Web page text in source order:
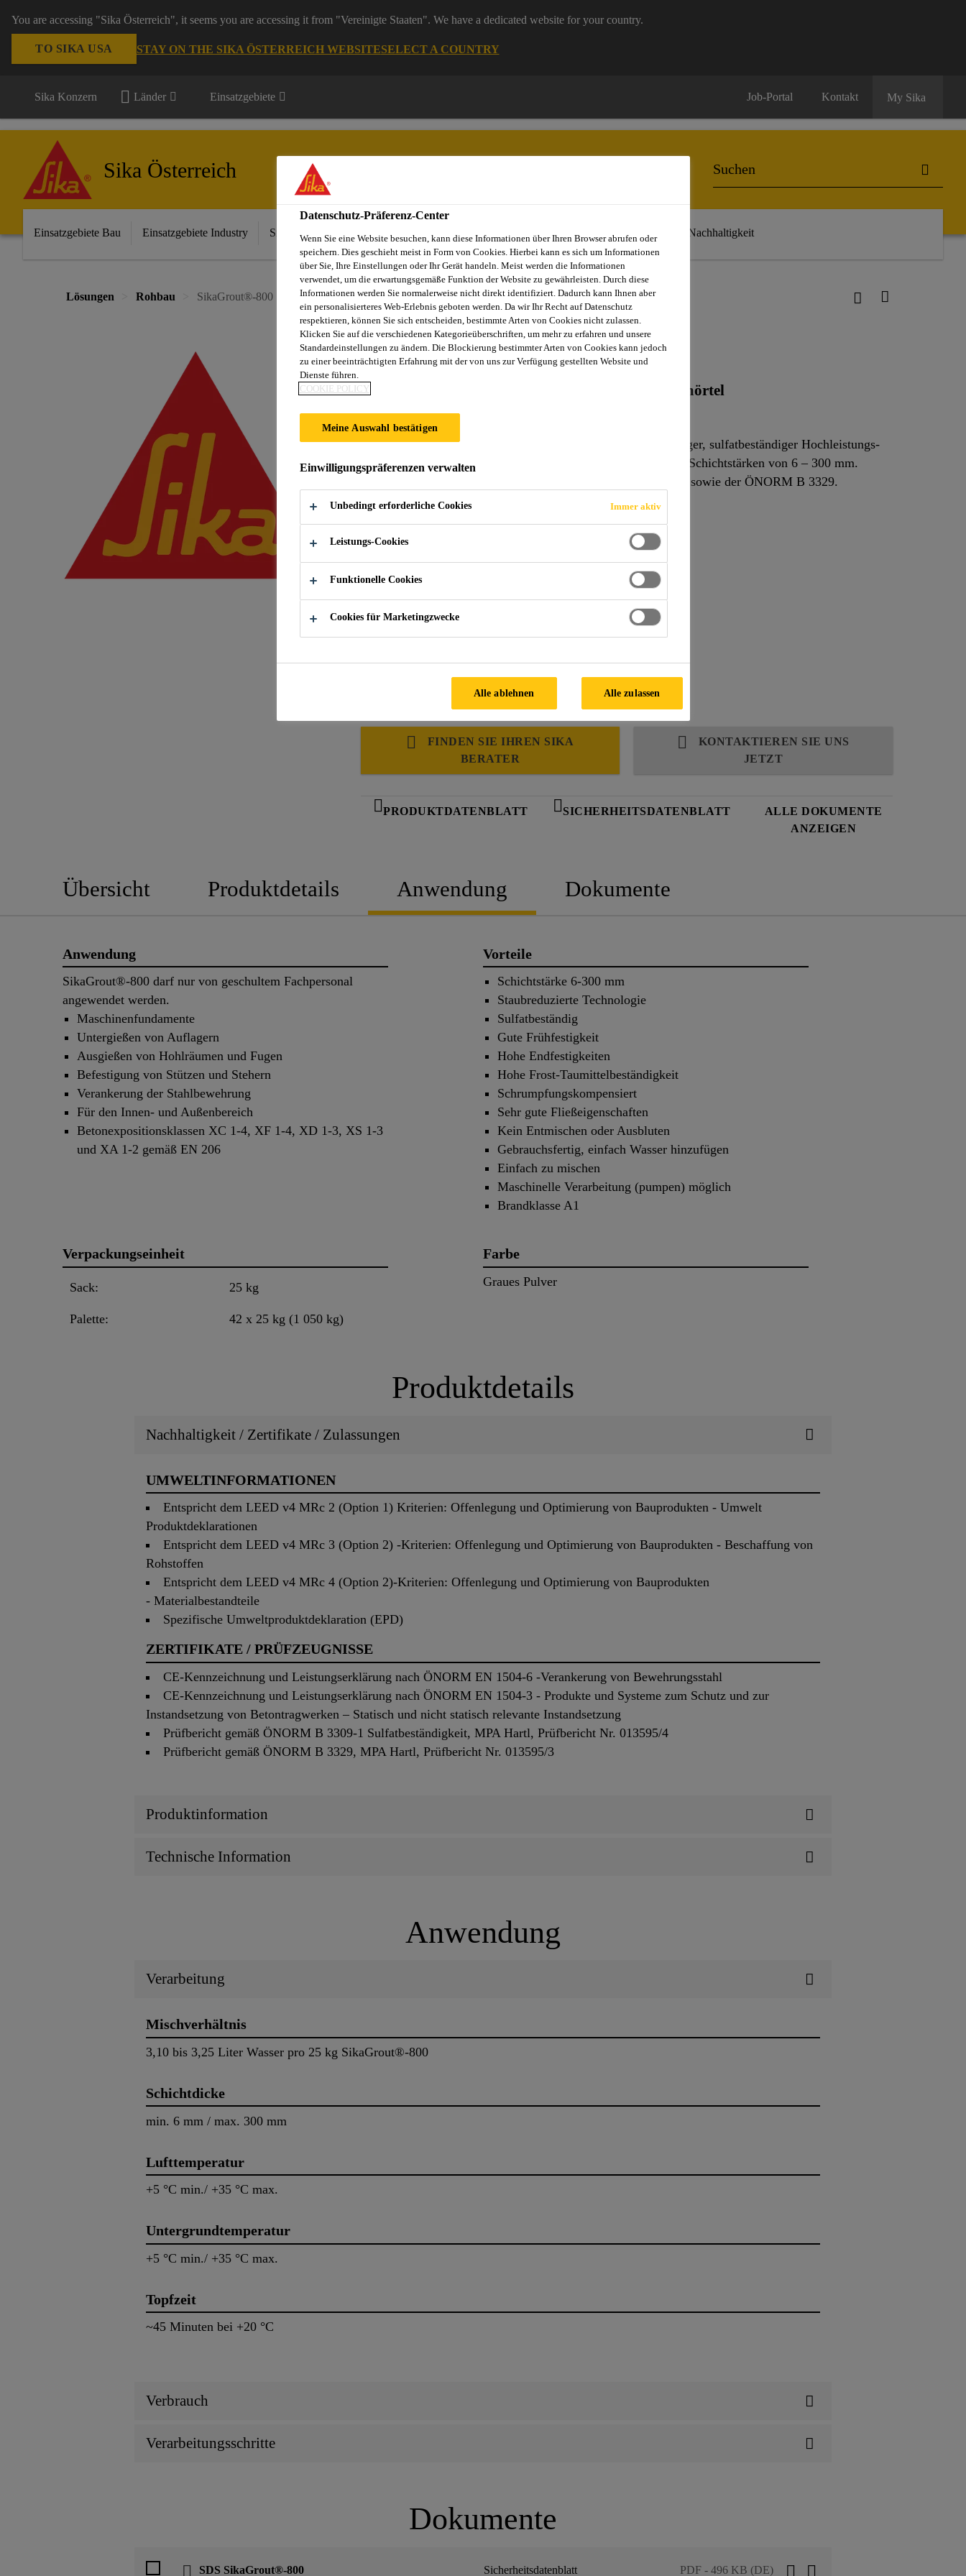
You are accessing "Sika Österreich", it seems you are accessing it from "Vereinigte Staaten". We have a dedicated website for your country.
TO SIKA USA STAY ON THE SIKA ÖSTERREICH WEBSITESELECT A COUNTRY
Sika Konzern Länder Einsatzgebiete Job-Portal Kontakt My Sika
Sika Österreich
Einsatzgebiete Bau Einsatzgebiete Industry Sika im Handel Starke Marken Services & Downloads News Über uns Nachhaltigkeit
Lösungen Rohbau SikaGrout®-800
SikaGrout®-800
Expandierender, Hochleistungs-Präzisionsvergußmörtel
mit reduziertem CO
Zementgebundener, 1-komponentiger, schwindarmer, fließfähiger, sulfatbeständiger Hochleistungs-
Präzisionsvergußmörtel mit reduziertem CO
-Fußabdruck, für Schichtstärken von 6 – 300 mm.
Entspricht den Anforderungen der EN 1504-3 und EN 1504-6, sowie der ÖNORM B 3329.
Schichtstärke 6-300 mm
Staubreduzierte Technologie
Sulfatbeständig
FINDEN SIE IHREN SIKA
BERATER
KONTAKTIEREN SIE UNS
JETZT
PRODUKTDATENBLATT SICHERHEITSDATENBLATT
ALLE DOKUMENTE
ANZEIGEN
Übersicht Produktdetails Anwendung Dokumente
Anwendung
SikaGrout®-800 darf nur von geschultem Fachpersonal
angewendet werden.
Maschinenfundamente
Untergießen von Auflagern
Ausgießen von Hohlräumen und Fugen
Befestigung von Stützen und Stehern
Verankerung der Stahlbewehrung
Für den Innen- und Außenbereich
Betonexpositionsklassen XC 1-4, XF 1-4, XD 1-3, XS 1-3
und XA 1-2 gemäß EN 206
Vorteile
Schichtstärke 6-300 mm
Staubreduzierte Technologie
Sulfatbeständig
Gute Frühfestigkeit
Hohe Endfestigkeiten
Hohe Frost-Taumittelbeständigkeit
Schrumpfungskompensiert
Sehr gute Fließeigenschaften
Kein Entmischen oder Ausbluten
Gebrauchsfertig, einfach Wasser hinzufügen
Einfach zu mischen
Maschinelle Verarbeitung (pumpen) möglich
Brandklasse A1
Verpackungseinheit
Sack: 25 kg
Palette: 42 x 25 kg (1 050 kg)
Farbe
Graues Pulver
Produktdetails
Nachhaltigkeit / Zertifikate / Zulassungen
UMWELTINFORMATIONEN
Entspricht dem LEED v4 MRc 2 (Option 1) Kriterien: Offenlegung und Optimierung von Bauprodukten - Umwelt
Produktdeklarationen
Entspricht dem LEED v4 MRc 3 (Option 2) -Kriterien: Offenlegung und Optimierung von Bauprodukten - Beschaffung von
Rohstoffen
Entspricht dem LEED v4 MRc 4 (Option 2)-Kriterien: Offenlegung und Optimierung von Bauprodukten
- Materialbestandteile
Spezifische Umweltproduktdeklaration (EPD)
ZERTIFIKATE / PRÜFZEUGNISSE
CE-Kennzeichnung und Leistungserklärung nach ÖNORM EN 1504-6 -Verankerung von Bewehrungsstahl
CE-Kennzeichnung und Leistungserklärung nach ÖNORM EN 1504-3 - Produkte und Systeme zum Schutz und zur
Instandsetzung von Betontragwerken – Statisch und nicht statisch relevante Instandsetzung
Prüfbericht gemäß ÖNORM B 3309-1 Sulfatbeständigkeit, MPA Hartl, Prüfbericht Nr. 013595/4
Prüfbericht gemäß ÖNORM B 3329, MPA Hartl, Prüfbericht Nr. 013595/3
Produktinformation
Technische Information
Anwendung
Verarbeitung
Mischverhältnis
3,10 bis 3,25 Liter Wasser pro 25 kg SikaGrout®-800
Schichtdicke
min. 6 mm / max. 300 mm
Lufttemperatur
+5 °C min./ +35 °C max.
Untergrundtemperatur
+5 °C min./ +35 °C max.
Topfzeit
~45 Minuten bei +20 °C
Verbrauch
Verarbeitungsschritte
Dokumente
SDS SikaGrout®-800 Sicherheitsdatenblatt PDF - 496 KB (DE)
Datenschutz-Präferenz-Center
Wenn Sie eine Website besuchen, kann diese Informationen über Ihren Browser abrufen oder
speichern. Dies geschieht meist in Form von Cookies. Hierbei kann es sich um Informationen
über Sie, Ihre Einstellungen oder Ihr Gerät handeln. Meist werden die Informationen
verwendet, um die erwartungsgemäße Funktion der Website zu gewährleisten. Durch diese
Informationen werden Sie normalerweise nicht direkt identifiziert. Dadurch kann Ihnen aber
ein personalisierteres Web-Erlebnis geboten werden. Da wir Ihr Recht auf Datenschutz
respektieren, können Sie sich entscheiden, bestimmte Arten von Cookies nicht zulassen.
Klicken Sie auf die verschiedenen Kategorieüberschriften, um mehr zu erfahren und unsere
Standardeinstellungen zu ändern. Die Blockierung bestimmter Arten von Cookies kann jedoch
zu einer beeinträchtigten Erfahrung mit der von uns zur Verfügung gestellten Website und
Dienste führen.
COOKIE POLICY
Meine Auswahl bestätigen
Einwilligungspräferenzen verwalten
Unbedingt erforderliche Cookies Immer aktiv
Leistungs-Cookies
Funktionelle Cookies
Cookies für Marketingzwecke
Alle ablehnen Alle zulassen